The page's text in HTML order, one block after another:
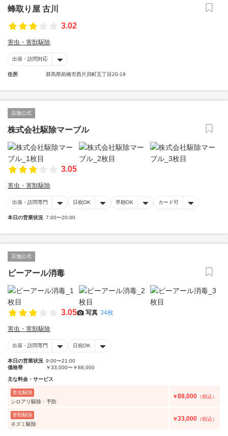
蜂取り屋 古川
3.02
害虫・害獣駆除
出張・訪問対応
住所 群馬県前橋市西片貝町五丁目20-19
店舗公式
株式会社駆除マーブル
3.05
害虫・害獣駆除
出張・訪問専門 日祝OK 早朝OK カード可
本日の営業状況 7:00〜20:00
店舗公式
ビーアール消毒
3.05 写真 34枚
害虫・害獣駆除
出張・訪問専門 日祝OK
本日の営業状況 9:00〜21:00
価格帯
￥33,000〜￥88,000
主な料金・サービス
害虫駆除
シロアリ駆除・予防
￥88,000 （税込）
害獣駆除
ネズミ駆除
￥33,000 （税込）